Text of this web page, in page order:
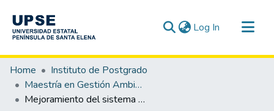
Log In (current)
Communities & Collections
All of DSpace
Statistics
Home
Instituto de Postgrado
Maestría en Gestión Ambiental
Mejoramiento del sistema de alcantarillado sanitario y sistemas de tratamiento de aguas residuales para la comuna Montañita